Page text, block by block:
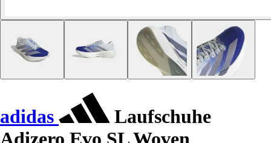
adidas
Laufschuhe